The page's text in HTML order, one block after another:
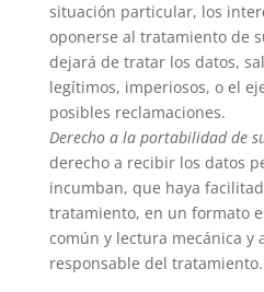
situación particular, los
oponerse al tratamiento de
dejará de tratar los datos,
legítimos, imperiosos, o el
posibles reclamaciones.
Derecho a la portabilidad de
derecho a recibir los datos
incumban, que haya
tratamiento, en un formato
común y lectura mecánica y
responsable del tratamiento.